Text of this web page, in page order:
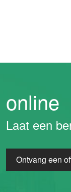
online
Laat een
Ontvang een